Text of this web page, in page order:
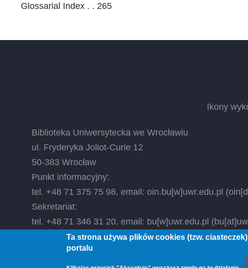
Glossarial Index . . 265
Ikony
Biblioteka Uniwersytecka we Wrocławiu
ul. Fryderyka Joliot-Curie 12
50-383 Wrocław
Punkt informacyjny:
tel. +48 71 375 75 98, email: oin.bu[w]uwr.edu.pl
Sekretariat:
tel. +48 71 346 31 20, email: bu[w]uwr.edu.pl
© 2026 Biblioteka Uniwersytecka we Wrocławiu, All rights
Ta strona używa plików cookies (tzw.
portalu